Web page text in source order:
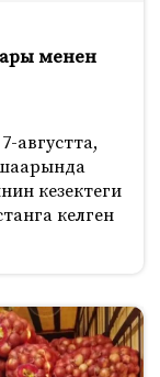
менен
августта,
кезектеги
келген